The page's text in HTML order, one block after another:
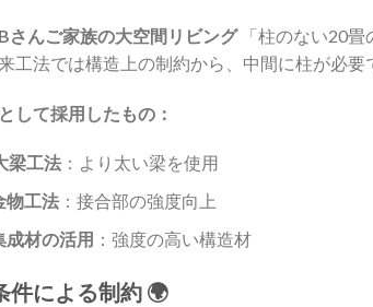
さんご家族の大空間リビング「柱のない20畳
工法では構造上の制約から、中間に柱が必要
して採用したもの：
梁工法：より太い梁を使用
物工法：接合部の強度向上
成材の活用 ：強度の高い構造材
件による制約 🌍